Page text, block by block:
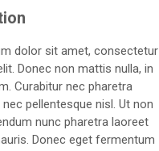
dolor sit amet, consectetur
Donec non mattis nulla, in
Curabitur nec pharetra
pellentesque nisl. Ut non
nunc pharetra laoreet
Donec eget fermentum